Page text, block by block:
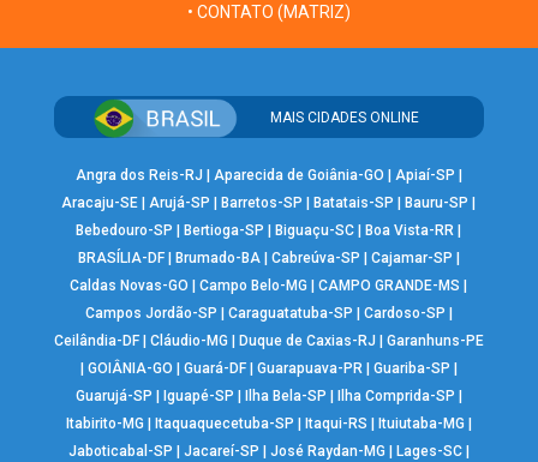
• CONTATO (MATRIZ)
MAIS CIDADES ONLINE
Angra dos Reis-RJ Aparecida de Goiânia-GO Apiaí-SP
Aracaju-SE |Arujá-SP Barretos-SP Batatais-SP Bauru-SP
Bebedouro-SP
Bertioga-SP Biguaçu-SC Boa Vista-RR
BRASÍLIA-DF| Brumado-BA| Cabreúva-SP Cajamar-SP
Caldas Novas-GO
|Campo Belo-MG |CAMPO GRANDE-MS
Campos Jordão-SP
Caraguatatuba-SP Cardoso-SP
Ceilândia-DF| Cláudio-MG Duque de Caxias-RJ
Garanhuns-PE
GOIÂNIA-GO Guará-DF| Guarapuava-PR| Guariba-SP
Guarujá-SP
Iguapé-SP Ilha Bela-SP Ilha Comprida-SP
Itabirito-MG
Itaquaquecetuba-SP Itaqui-RS Ituiutaba-MG
Jaboticabal-SP
Jacareí-SP José Raydan-MG Lages-SC|